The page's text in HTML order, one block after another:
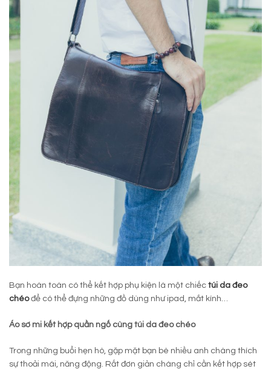
Bạn hoàn toàn có thể kết hợp phụ kiện là một chiếc túi da đeo
chéođể có thể đựng những đồ dùng như ipad, mắt kính…
Áo sơ mi kết hợp quần ngố cùng túi da đeo chéo
Trong những buổi hẹn hò, gặp mặt bạn bè nhiều anh chàng thích
sự thoải mái, năng động. Rất đơn giản chàng chỉ cần kết hợp sét